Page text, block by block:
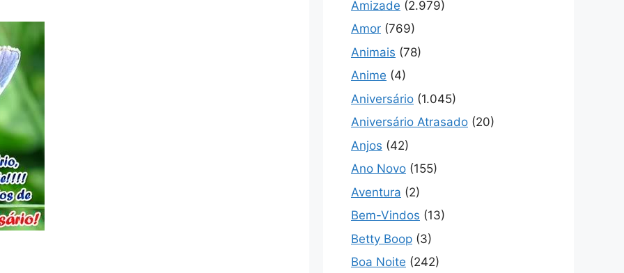
Amizade (2.979)
Amor (769)
Animais (78)
Anime (4)
Aniversário (1.045)
Aniversário Atrasado (20)
Anjos (42)
Ano Novo (155)
Aventura (2)
Bem-Vindos (13)
Betty Boop (3)
Boa Noite (242)